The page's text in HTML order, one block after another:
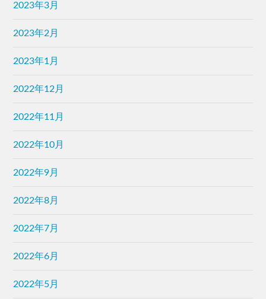
2023年3月
2023年2月
2023年1月
2022年12月
2022年11月
2022年10月
2022年9月
2022年8月
2022年7月
2022年6月
2022年5月